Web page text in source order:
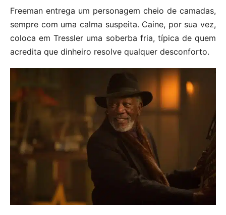
Freeman entrega um personagem cheio de camadas,
sempre com uma calma suspeita. Caine, por sua vez,
coloca em Tressler uma soberba fria, típica de quem
acredita que dinheiro resolve qualquer desconforto.